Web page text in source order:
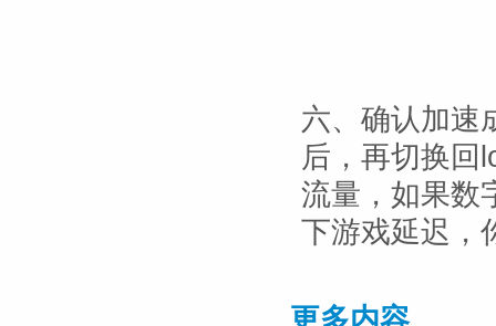
六、确认加速
后，再切换回
流量，如果数
下游戏延迟，
更多内容